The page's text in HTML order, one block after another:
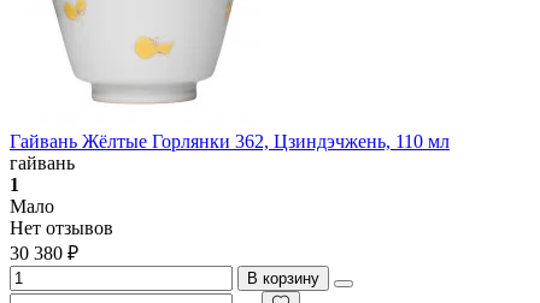
Гайвань Жёлтые Горлянки 362, Цзиндэчжень, 110 мл
гайвань
1
Мало
Нет отзывов
30 380 ₽
В корзину